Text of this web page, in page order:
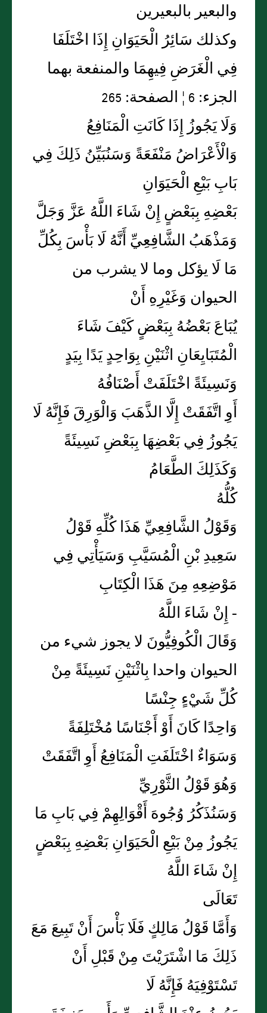
والبعير بالبعيرين
وكذلك سَائِرُ الْحَيَوَانِ إِذَا اخْتَلَفَا
فِي الْغَرَضِ فِيهِمَا والمنفعة بهما
الجزء: 6 ¦ الصفحة: 265
وَلَا يَجُوزُ إِذَا كَانَتِ الْمَنَافِعُ
وَالْأَعْرَاضُ مَنْفَعَةً وَسَنُبَيِّنُ ذَلِكَ فِي
بَابِ بَيْعِ الْحَيَوَانِ
بَعْضِهِ بِبَعْضٍ إِنْ شَاءَ اللَّهُ عَزَّ وَجَلَّ
وَمَذْهَبُ الشَّافِعِيِّ أَنَّهُ لَا بَأْسَ بِكُلِّ
مَا لَا يؤكل وما لا يشرب من
الحيوان وَغَيْرِهِ أَنْ
يُبَاعَ بَعْضُهُ بِبَعْضٍ كَيْفَ شَاءَ
الْمُتَبَايِعَانِ اثْنَيْنِ بِوَاحِدٍ يَدًا بِيَدٍ
وَنَسِيئَةً اخْتَلَفَتْ أَصْنَافُهُ
أَوِ اتَّفَقَتْ إِلَّا الذَّهَبَ وَالْوَرِقَ فَإِنَّهُ لَا
يَجُوزُ فِي بَعْضِهَا بِبَعْضِ نَسِيئَةً
وَكَذَلِكَ الطَّعَامُ
كُلُّهُ
وَقَوْلُ الشَّافِعِيِّ هَذَا كُلِّهِ قَوْلُ
سَعِيدِ بْنِ الْمُسَيَّبِ وَسَيَأْتِي فِي
مَوْضِعِهِ مِنَ هَذَا الْكِتَابِ
- إِنْ شَاءَ اللَّهُ
وَقَالَ الْكُوفِيُّونَ لا يجوز شيء من
الحيوان واحدا بِاثْنَيْنِ نَسِيئَةً مِنْ
كُلِّ شَيْءٍ جِنْسًا
وَاحِدًا كَانَ أَوْ أَجْنَاسًا مُخْتَلِفَةً
وَسَوَاءٌ اخْتَلَفَتِ الْمَنَافِعُ أَوِ اتَّفَقَتْ
وَهُوَ قَوْلُ الثَّوْرِيِّ
وَسَنُذَكُرُ وُجُوهَ أَقْوَالِهِمْ فِي بَابِ مَا
يَجُوزُ مِنْ بَيْعِ الْحَيَوَانِ بَعْضِهِ بِبَعْضٍ
إِنْ شَاءَ اللَّهُ
تَعَالَى
وَأَمَّا قَوْلُ مَالِكٍ فَلَا بَأْسَ أَنْ تَبِيعَ مَعَ
ذَلِكَ مَا اشْتَرَيْتَ مِنْ قَبْلِ أَنْ
تَسْتَوْفِيَهُ فَإِنَّهُ لَا